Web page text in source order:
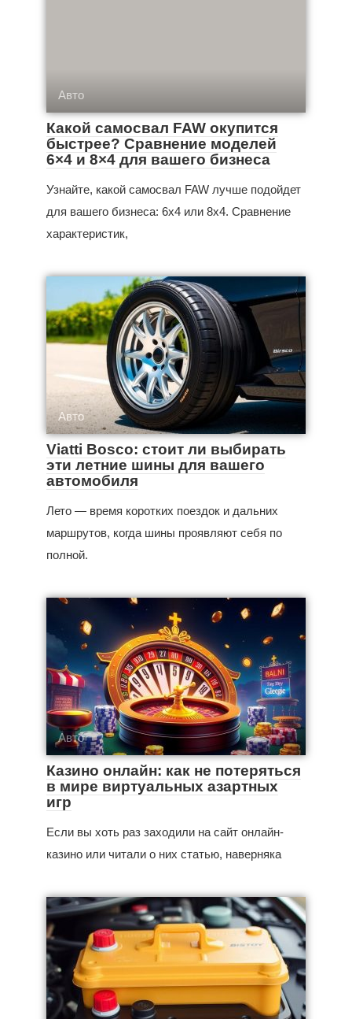
Авто
Какой самосвал FAW окупится
быстрее? Сравнение моделей
6×4 и 8×4 для вашего бизнеса
Узнайте, какой самосвал FAW лучше подойдет
для вашего бизнеса: 6x4 или 8x4. Сравнение
характеристик,
Авто
Viatti Bosco: стоит ли выбирать
эти летние шины для вашего
автомобиля
Лето — время коротких поездок и дальних
маршрутов, когда шины проявляют себя по
полной.
Авто
Казино онлайн: как не потеряться
в мире виртуальных азартных
игр
Если вы хоть раз заходили на сайт онлайн-
казино или читали о них статью, наверняка